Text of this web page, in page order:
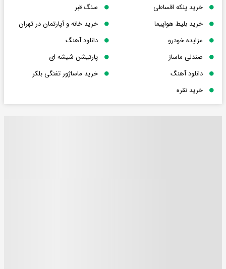
خرید پنکه اقساطی
سنگ قبر
خرید بلیط هواپیما
خرید خانه و آپارتمان در تهران
مزایده خودرو
دانلود آهنگ
صندلی ماساژ
پارتیشن شیشه ای
دانلود آهنگ
خرید ماساژور تفنگی بلکر
خرید نقره